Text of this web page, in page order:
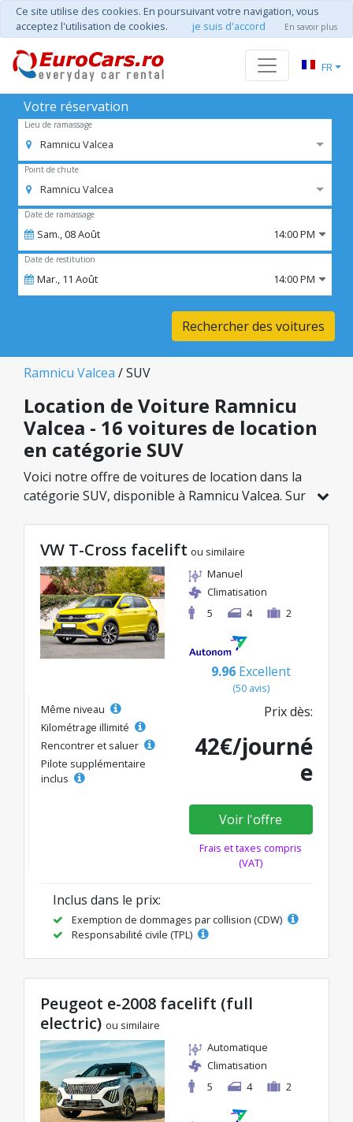
Ce site utilise des cookies. En poursuivant votre navigation, vous
acceptez l'utilisation de cookies.
je suis d'accord En savoir plus
FR
Votre réservation
Lieu de ramassage
Ramnicu Valcea
Point de chute
Ramnicu Valcea
Date de ramassage
Sam.,08Août 14:00 PM
Date de restitution
Mar., 11 Août 14:00 PM
Rechercher des voitures
Ramnicu Valcea / SUV
Location de Voiture Ramnicu
Valcea - 16 voitures de location
en catégorie SUV
Voici notre offre de voitures de location dans la
catégorie SUV, disponible à Ramnicu Valcea. Sur
sélectionnée, avec des tarifs avantageux
débutant à seulement 41€/jour.
VW T-Cross facelift ou similaire
Manuel
Climatisation
5
4 2
9.96 Excellent
(50 avis)
Même niveau
Kilométrage illimité
Rencontrer et saluer
Pilote supplémentaire
inclus
Prix dès:
42€/journé
e
Voir l'offre
Frais et taxes compris
(VAT)
Inclus dans le prix:
Exemption de dommages par collision (CDW)
Responsabilité civile (TPL)
Peugeot e-2008 facelift (full
electric) ou similaire
Automatique
Climatisation
5
4 2